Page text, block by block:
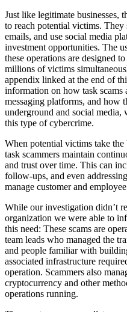
Just like legitimate businesses,
to reach potential victims. They
emails, and use social media
investment opportunities. The
these operations are designed
millions of victims
appendix linked at the end of
information on how task scams
messaging platforms, and how
underground and social
this type of cybercrime.
When potential victims take
task scammers maintain
and trust over time. This can
follow-ups, and even
manage customer and
While our investigation didn’t
organization we were able to
this need: These scams are
team leads who managed the
and people familiar with
associated infrastructure
operation. Scammers also
cryptocurrency and other
operations running.